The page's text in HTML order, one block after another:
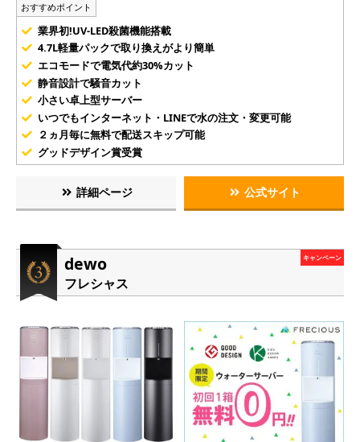
おすすめポイント
業界初!UV-LED殺菌機能搭載
4.7L軽量パックで取り換えがより簡単
エコモードで電気代約30%カット
静音設計で騒音カット
小さい卓上型サーバー
いつでもインターネット・LINEで水の注文・変更可能
２ヵ月毎に無料で配送スキップ可能
グッドデザイン賞受賞
詳細ページ 公式サイト
dewo
フレシャス
キャンペーン